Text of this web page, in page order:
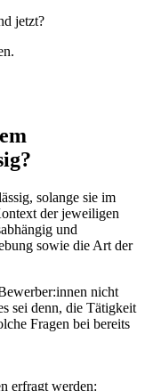
jetzt?
solange sie im
der jeweiligen
und
sowie die Art der
nicht
sei denn, die Tätigkeit
Fragen bei bereits
erfragt werden: